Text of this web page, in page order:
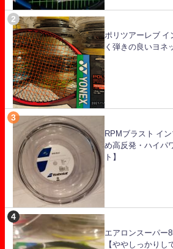
ポリツアーレブ イ
く弾きの良いヨネ
RPMブラスト イ
め高反発・ハイパ
ト】
エアロンスーパー
【ややしっかりし